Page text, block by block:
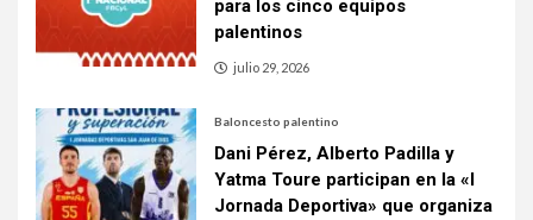
para los cinco equipos
palentinos
julio 29, 2026
Baloncesto palentino
Dani Pérez, Alberto Padilla y
Yatma Toure participan en la «I
Jornada Deportiva» que organiza